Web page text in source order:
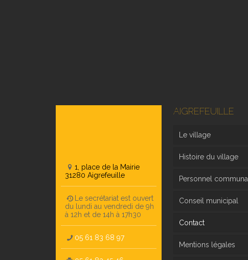
1, place de la Mairie
31280 Aigrefeuille
Le secrétariat est ouvert
du lundi au vendredi de 9h
à 12h et de 14h à 17h30
05 61 83 68 97
AIGREFEUILLE
Le village
Histoire du village
Personnel communal
Conseil municipal
Contact
Mentions légales